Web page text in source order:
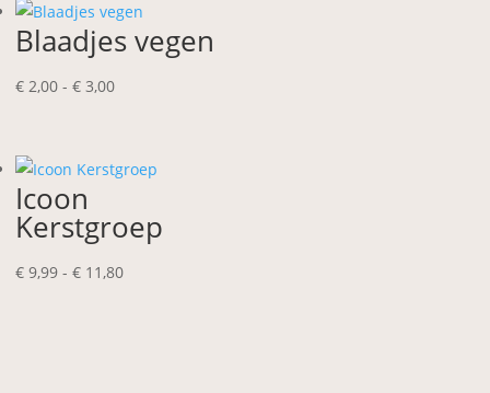
€ 3,00
Blaadjes vegen
€ 2,00 - € 3,00Prijsklasse:
€ 3,00
Icoon
Kerstgroep
€ 9,99 - € 11,80Prijsklasse: